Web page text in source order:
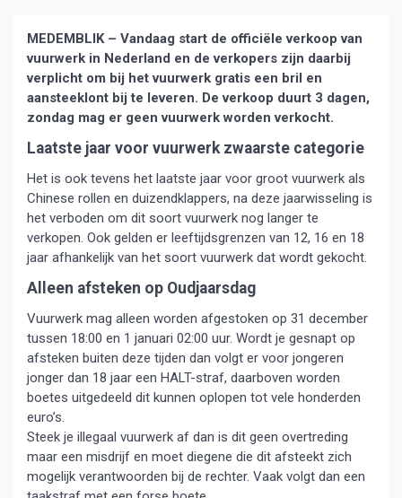
MEDEMBLIK – Vandaag start de officiële verkoop van
vuurwerk in Nederland en de verkopers zijn daarbij
verplicht om bij het vuurwerk gratis een bril en
aansteeklont bij te leveren. De verkoop duurt 3 dagen,
zondag mag er geen vuurwerk worden verkocht.
Laatste jaar voor vuurwerk zwaarste categorie
Het is ook tevens het laatste jaar voor groot vuurwerk als
Chinese rollen en duizendklappers, na deze jaarwisseling is
het verboden om dit soort vuurwerk nog langer te
verkopen. Ook gelden er leeftijdsgrenzen van 12, 16 en 18
jaar afhankelijk van het soort vuurwerk dat wordt gekocht.
Alleen afsteken op Oudjaarsdag
Vuurwerk mag alleen worden afgestoken op 31 december
tussen 18:00 en 1 januari 02:00 uur. Wordt je gesnapt op
afsteken buiten deze tijden dan volgt er voor jongeren
jonger dan 18 jaar een HALT-straf, daarboven worden
boetes uitgedeeld dit kunnen oplopen tot vele honderden
euro’s.
Steek je illegaal vuurwerk af dan is dit geen overtreding
maar een misdrijf en moet diegene die dit afsteekt zich
mogelijk verantwoorden bij de rechter. Vaak volgt dan een